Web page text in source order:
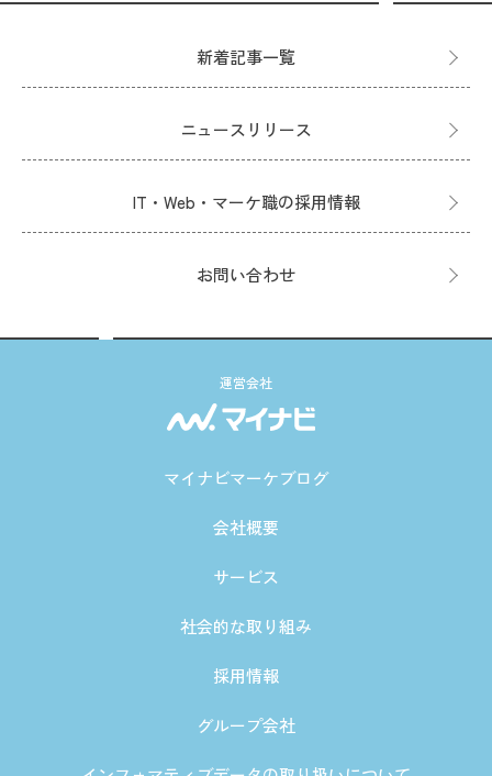
新着記事一覧
ニュースリリース
IT・Web・マーケ職の採用情報
お問い合わせ
運営会社
マイナビマーケブログ
会社概要
サービス
社会的な取り組み
採用情報
グループ会社